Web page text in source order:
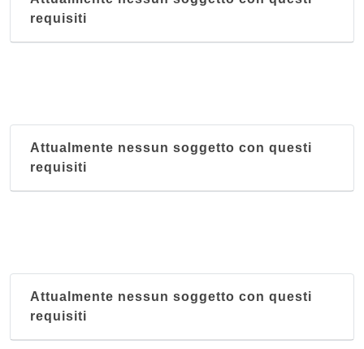
requisiti
Attualmente nessun soggetto con questi
requisiti
Attualmente nessun soggetto con questi
requisiti